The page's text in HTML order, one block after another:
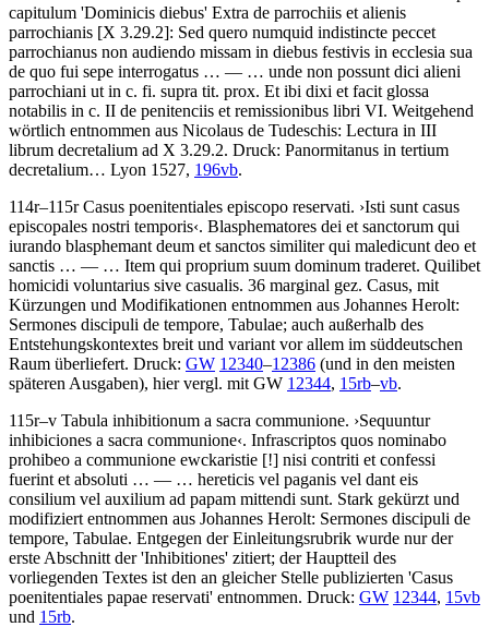
capitulum 'Dominicis diebus' Extra de parrochiis et alienis
parrochianis [X 3.29.2]: Sed quero numquid indistincte peccet
parrochianus non audiendo missam in diebus festivis in ecclesia sua
de quo fui sepe interrogatus … — … unde non possunt dici alieni
parrochiani ut in c. fi. supra tit. prox. Et ibi dixi et facit glossa
notabilis in c. II de penitenciis et remissionibus libri VI. Weitgehend
wörtlich entnommen aus Nicolaus de Tudeschis: Lectura in III
librum decretalium ad X 3.29.2. Druck: Panormitanus in tertium
decretalium… Lyon 1527, 196vb.
114r–115rCasus poenitentiales episcopo reservati. ›Isti sunt casus
episcopales nostri temporis‹. Blasphematores dei et sanctorum qui
iurando blasphemant deum et sanctos similiter qui maledicunt deo et
sanctis … — … Item qui proprium suum dominum traderet. Quilibet
homicidi voluntarius sive casualis. 36 marginal gez. Casus, mit
Kürzungen und Modifikationen entnommen aus Johannes Herolt:
Sermones discipuli de tempore, Tabulae; auch außerhalb des
Entstehungskontextes breit und variant vor allem im süddeutschen
Raum überliefert. Druck: GW 12340–12386 (und in den meisten
späteren Ausgaben), hier vergl. mit GW 12344, 15rb–vb.
115r–v Tabula inhibitionum a sacra communione. ›Sequuntur
inhibiciones a sacra communione‹. Infrascriptos quos nominabo
prohibeo a communione ewckaristie [!] nisi contriti et confessi
fuerint et absoluti … — … hereticis vel paganis vel dant eis
consilium vel auxilium ad papam mittendi sunt. Stark gekürzt und
modifiziert entnommen aus Johannes Herolt: Sermones discipuli de
tempore, Tabulae. Entgegen der Einleitungsrubrik wurde nur der
erste Abschnitt der 'Inhibitiones' zitiert; der Hauptteil des
vorliegenden Textes ist den an gleicher Stelle publizierten 'Casus
poenitentiales papae reservati' entnommen. Druck: GW 12344, 15vb
und 15rb.